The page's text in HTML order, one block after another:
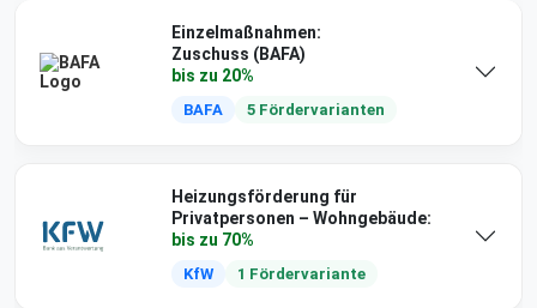
Einzelmaßnahmen:
Zuschuss (BAFA)
bis zu 20%
BAFA 5 Fördervarianten
Heizungsförderung für
Privatpersonen – Wohngebäude:
bis zu 70%
KfW 1 Fördervariante